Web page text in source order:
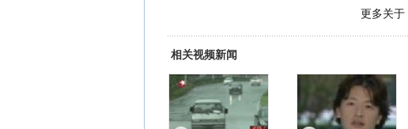
更多关于
相关视频新闻